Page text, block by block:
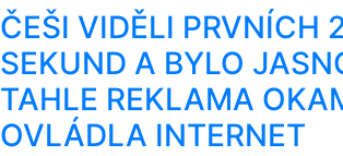
ČEŠI VIDĚLI PRVNÍCH
SEKUND A BYLO
TAHLE REKLAMA
OVLÁDLA INTERNET